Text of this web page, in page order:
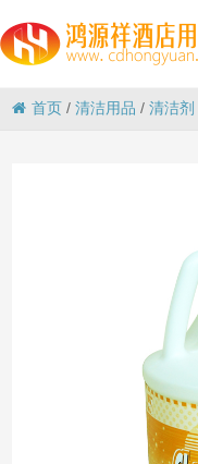
首页 /清洁用品 /清洁剂